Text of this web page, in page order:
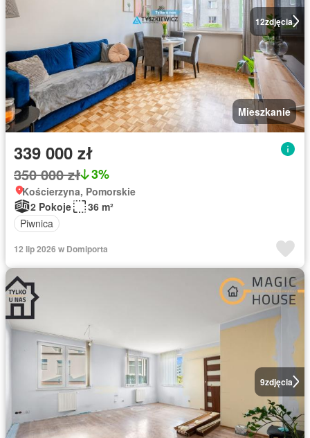
12zdjęcia
Mieszkanie
339 000 zł
350 000 zł 3%
Kościerzyna, Pomorskie
2 Pokoje
36 m²
Piwnica
12 lip 2026 w Domiporta
9zdjęcia